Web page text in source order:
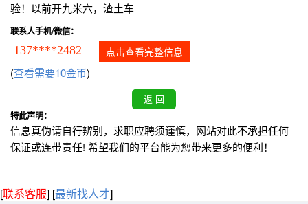
验！以前开九米六，渣土车
联系人手机/微信：
137****2482 点击查看完整信息
(查看需要10金币)
特此声明：
信息真伪请自行辨别，求职应聘须谨慎，网站对此不承担任何
保证或连带责任! 希望我们的平台能为您带来更多的便利！
[联系客服] [最新找人才]